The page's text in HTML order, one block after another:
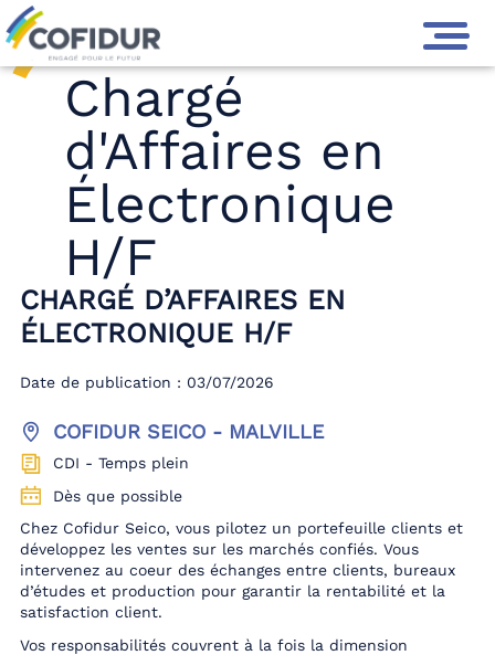
Chargé
d'Affaires en
Électronique
H/F
CHARGÉ D’AFFAIRES EN
ÉLECTRONIQUE H/F
Date de publication : 03/07/2026
COFIDUR SEICO - MALVILLE
CDI - Temps plein
Dès que possible
Chez Cofidur Seico, vous pilotez un portefeuille clients et
développez les ventes sur les marchés confiés. Vous
intervenez au coeur des échanges entre clients, bureaux
d’études et production pour garantir la rentabilité et la
satisfaction client.
Vos responsabilités couvrent à la fois la dimension